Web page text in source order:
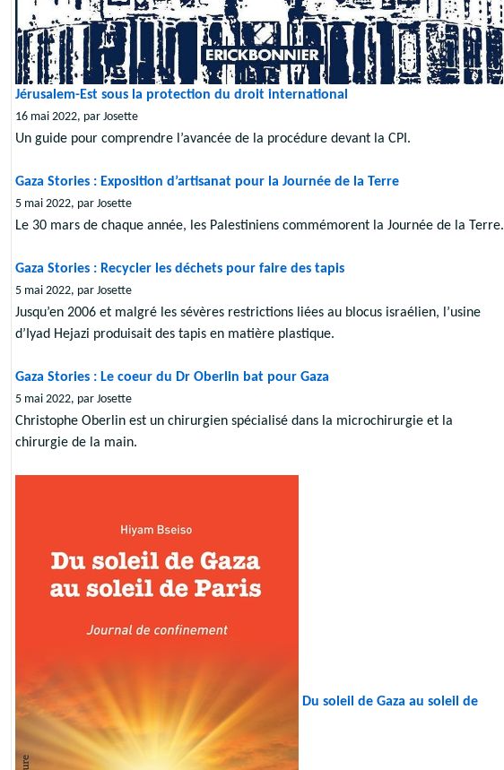
Jérusalem-Est sous la protection du droit international
16 mai 2022, par Josette
Un guide pour comprendre l’avancée de la procédure devant la CPI.
Gaza Stories : Exposition d’artisanat pour la Journée de la Terre
5 mai 2022, par Josette
Le 30 mars de chaque année, les Palestiniens commémorent la Journée de la Terre.
Gaza Stories : Recycler les déchets pour faire des tapis
5 mai 2022, par Josette
Jusqu’en 2006 et malgré les sévères restrictions liées au blocus israélien, l’usine
d’Iyad Hejazi produisait des tapis en matière plastique.
Gaza Stories : Le coeur du Dr Oberlin bat pour Gaza
5 mai 2022, par Josette
Christophe Oberlin est un chirurgien spécialisé dans la microchirurgie et la
chirurgie de la main.
Du soleil de Gaza au soleil de